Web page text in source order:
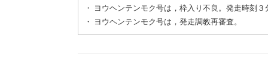
・
ヨウヘンテンモク号は，枠入り不良。発走時刻３
・
ヨウヘンテンモク号は，発走調教再審査。